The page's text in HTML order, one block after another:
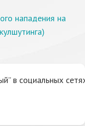
нападения на
в социальных